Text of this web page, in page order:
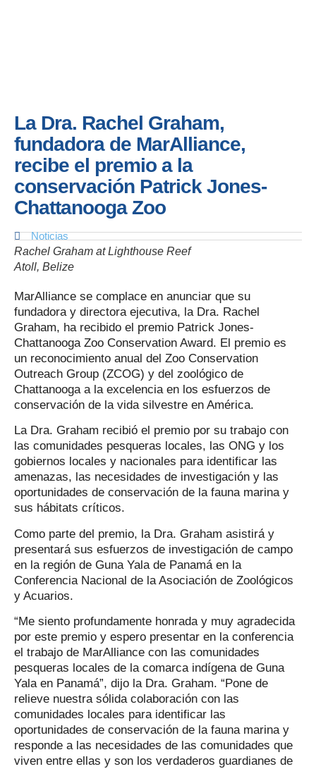
La Dra. Rachel Graham,
fundadora de MarAlliance,
recibe el premio a la
conservación Patrick Jones-
Chattanooga Zoo
Noticias
Rachel Graham at Lighthouse Reef
Atoll, Belize
MarAlliance se complace en anunciar que su
fundadora y directora ejecutiva, la Dra. Rachel
Graham, ha recibido el premio Patrick Jones-
Chattanooga Zoo Conservation Award. El premio es
un reconocimiento anual del Zoo Conservation
Outreach Group (ZCOG) y del zoológico de
Chattanooga a la excelencia en los esfuerzos de
conservación de la vida silvestre en América.
La Dra. Graham recibió el premio por su trabajo con
las comunidades pesqueras locales, las ONG y los
gobiernos locales y nacionales para identificar las
amenazas, las necesidades de investigación y las
oportunidades de conservación de la fauna marina y
sus hábitats críticos.
Como parte del premio, la Dra. Graham asistirá y
presentará sus esfuerzos de investigación de campo
en la región de Guna Yala de Panamá en la
Conferencia Nacional de la Asociación de Zoológicos
y Acuarios.
“Me siento profundamente honrada y muy agradecida
por este premio y espero presentar en la conferencia
el trabajo de MarAlliance con las comunidades
pesqueras locales de la comarca indígena de Guna
Yala en Panamá”, dijo la Dra. Graham. “Pone de
relieve nuestra sólida colaboración con las
comunidades locales para identificar las
oportunidades de conservación de la fauna marina y
responde a las necesidades de las comunidades que
viven entre ellas y son los verdaderos guardianes de